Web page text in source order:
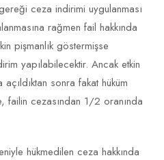
ceza indirimi uygulanması
rağmen fail hakkında
pişmanlık göstermişse
yapılabilecektir. Ancak etkin
sonra fakat hüküm
failin cezasından 1/2 oranında
hükmedilen ceza hakkında